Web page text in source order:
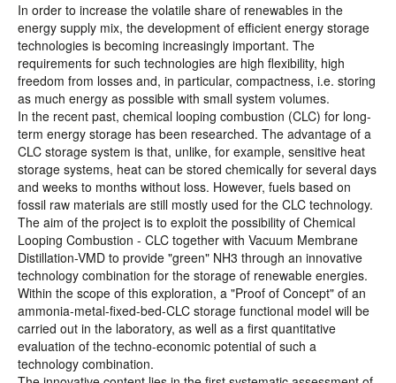
In order to increase the volatile share of renewables in the
energy supply mix, the development of efficient energy storage
technologies is becoming increasingly important. The
requirements for such technologies are high flexibility, high
freedom from losses and, in particular, compactness, i.e. storing
as much energy as possible with small system volumes.
In the recent past, chemical looping combustion (CLC) for long-
term energy storage has been researched. The advantage of a
CLC storage system is that, unlike, for example, sensitive heat
storage systems, heat can be stored chemically for several days
and weeks to months without loss. However, fuels based on
fossil raw materials are still mostly used for the CLC technology.
The aim of the project is to exploit the possibility of Chemical
Looping Combustion - CLC together with Vacuum Membrane
Distillation-VMD to provide "green" NH3 through an innovative
technology combination for the storage of renewable energies.
Within the scope of this exploration, a "Proof of Concept" of an
ammonia-metal-fixed-bed-CLC storage functional model will be
carried out in the laboratory, as well as a first quantitative
evaluation of the techno-economic potential of such a
technology combination.